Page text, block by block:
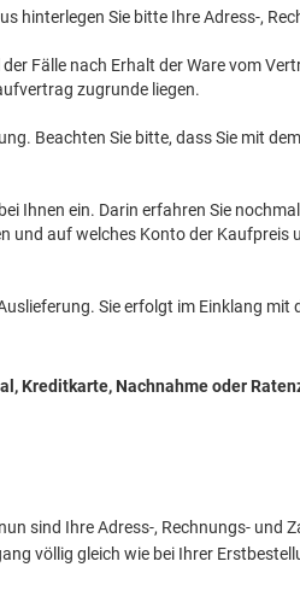
hinterlegen Sie bitte Ihre Adress-,
Fälle nach Erhalt der Ware vom
zugrunde liegen.
Beachten Sie bitte, dass Sie mit
Ihnen ein. Darin erfahren Sie
und auf welches Konto der Kaufpreis
Sie erfolgt im Einklang mit
Kreditkarte, Nachnahme oder
sind Ihre Adress-, Rechnungs- und
völlig gleich wie bei Ihrer